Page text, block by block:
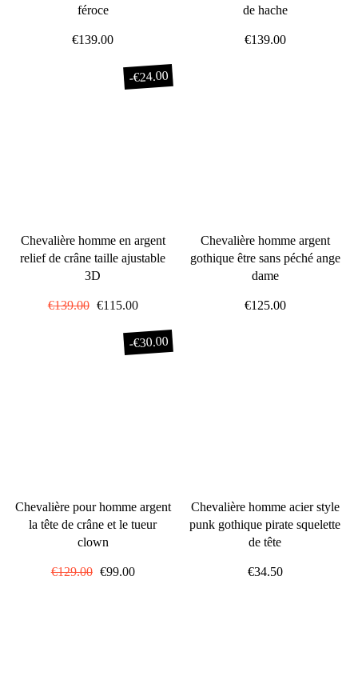
féroce
€139.00
de hache
€139.00
-€24.00
Chevalière homme en argent
relief de crâne taille ajustable
3D
Prix
€139.00 Prix
€115.00
Chevalière homme argent
gothique être sans péché ange
dame
€125.00
-€30.00
Chevalière pour homme argent
la tête de crâne et le tueur
clown
Prix
€129.00 Prix
€99.00
Chevalière homme acier style
punk gothique pirate squelette
de tête
€34.50